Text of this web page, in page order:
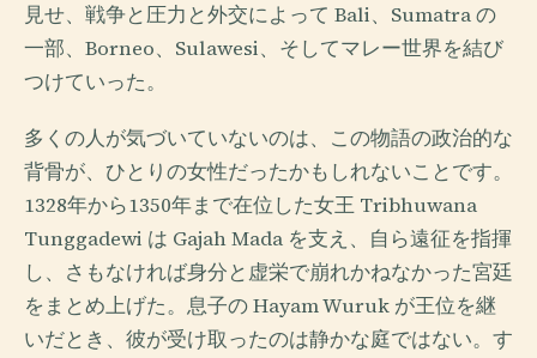
見せ、戦争と圧力と外交によって Bali、Sumatra の
一部、Borneo、Sulawesi、そしてマレー世界を結び
つけていった。
多くの人が気づいていないのは、この物語の政治的な
背骨が、ひとりの女性だったかもしれないことです。
1328年から1350年まで在位した女王 Tribhuwana
Tunggadewi は Gajah Mada を支え、自ら遠征を指揮
し、さもなければ身分と虚栄で崩れかねなかった宮廷
をまとめ上げた。息子の Hayam Wuruk が王位を継
いだとき、彼が受け取ったのは静かな庭ではない。す